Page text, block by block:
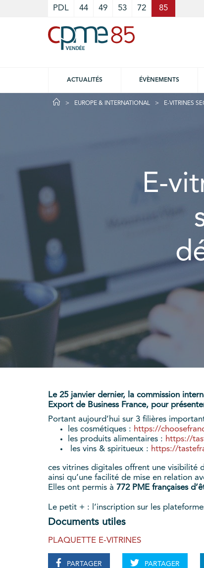
PDL 44 49 53 72 85
ACTUALITÉS ÉVÈNEMENTS
EUROPE & INTERNATIONAL E-VITRINES
E-
Le 25 janvier dernier, la commission
Export de Business France, pour
Portant aujourd’hui sur 3 filières
les cosmétiques : https://
les produits alimentaires : https://
les vins & spiritueux : https://
ces vitrines digitales offrent une visibilité
ainsi qu’une facilité de mise en relation
Elles ont permis à 772 PME françaises
Le petit + : l’inscription sur les
Documents utiles
PLAQUETTE E-VITRINES
PARTAGER PARTAGER
Cookies management panel